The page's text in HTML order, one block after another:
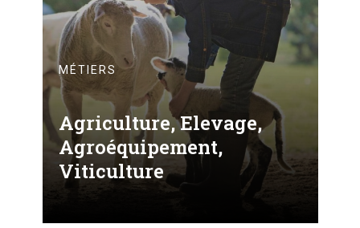
MÉTIERS
Agriculture, Elevage,
Agroéquipement,
Viticulture